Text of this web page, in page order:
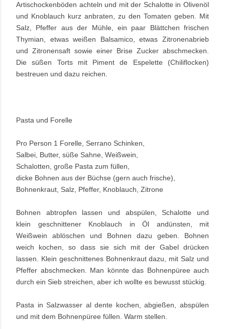
Artischockenböden achteln und mit der Schalotte in Olivenöl
und Knoblauch kurz anbraten, zu den Tomaten geben. Mit
Salz, Pfeffer aus der Mühle, ein paar Blättchen frischen
Thymian, etwas weißen Balsamico, etwas Zitronenabrieb
und Zitronensaft sowie einer Brise Zucker abschmecken.
Die süßen Torts mit Piment de Espelette (Chiliflocken)
bestreuen und dazu reichen.
Pasta und Forelle
Pro Person 1 Forelle, Serrano Schinken,
Salbei, Butter, süße Sahne, Weißwein,
Schalotten, große Pasta zum füllen,
dicke Bohnen aus der Büchse (gern auch frische),
Bohnenkraut, Salz, Pfeffer, Knoblauch, Zitrone
Bohnen abtropfen lassen und abspülen, Schalotte und
klein geschnittener Knoblauch in Öl andünsten, mit
Weißwein ablöschen und Bohnen dazu geben. Bohnen
weich kochen, so dass sie sich mit der Gabel drücken
lassen. Klein geschnittenes Bohnenkraut dazu, mit Salz und
Pfeffer abschmecken. Man könnte das Bohnenpüree auch
durch ein Sieb streichen, aber ich wollte es bewusst stückig.
Pasta in Salzwasser al dente kochen, abgießen, abspülen
und mit dem Bohnenpüree füllen. Warm stellen.